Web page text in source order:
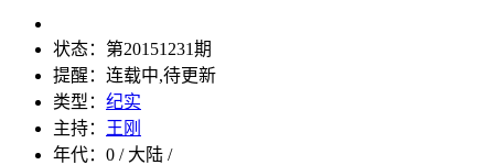
状态： 第20151231期
提醒： 连载中,待更新
类型： 纪实
主持：
王刚
年代： 0 / 大陆 /